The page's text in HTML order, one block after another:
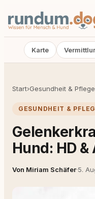
Karte
Start›Gesundheit & Pflege
GESUNDHEIT &
Hund: HD
Von Miriam Schäfer·5.